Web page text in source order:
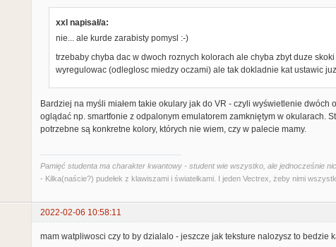
xxl napisał/a:
nie... ale kurde zarabisty pomysl :-)
trzebaby chyba dac w dwoch roznych kolorach ale chyba zbyt duze
wyregulowac (odleglosc miedzy oczami) ale tak dokladnie kat ustawic
Bardziej na myśli miałem takie okulary jak do VR - czyli wyświetlenie
oglądać np. smartfonie z odpalonym emulatorem zamkniętym w okularach.
potrzebne są konkretne kolory, których nie wiem, czy w palecie mamy.
Pamięć studenta ma charakter kwantowy - student wie wszystko, ale jednocześnie nic
- Kilka(naście?) pudełek z klawiszami i światełkami. I jeden Vectrex, żeby nimi
2022-02-06 10:58:11
mam watpliwosci czy to by dzialalo - jeszcze jak teksture nalozysz to bedzie